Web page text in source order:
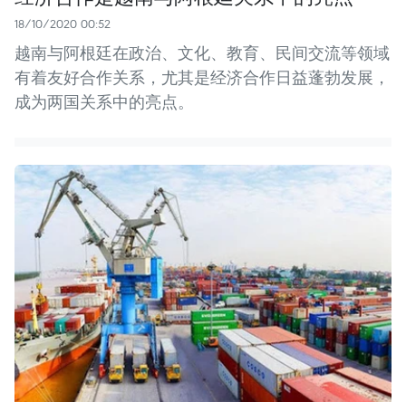
18/10/2020 00:52
越南与阿根廷在政治、文化、教育、民间交流等领域
有着友好合作关系，尤其是经济合作日益蓬勃发展，
成为两国关系中的亮点。